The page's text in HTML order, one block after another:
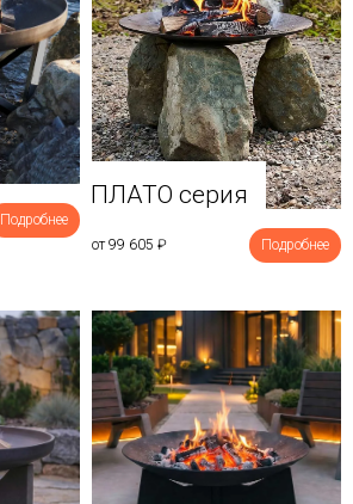
Подробнее
ПЛАТО серия
от 99 605 ₽ Подробнее